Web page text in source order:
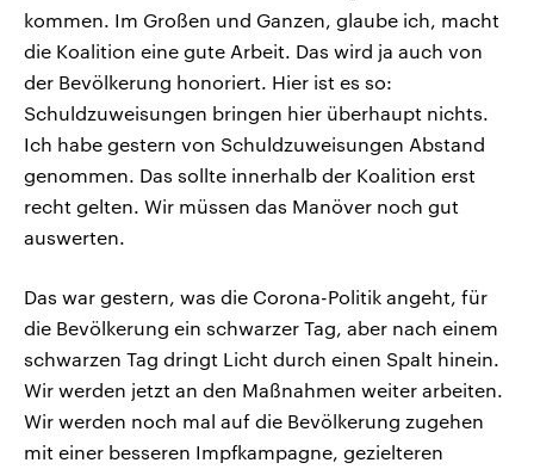
kommen. Im Großen und Ganzen, glaube ich, macht
die Koalition eine gute Arbeit. Das wird ja auch von
der Bevölkerung honoriert. Hier ist es so:
Schuldzuweisungen bringen hier überhaupt nichts.
Ich habe gestern von Schuldzuweisungen Abstand
genommen. Das sollte innerhalb der Koalition erst
recht gelten. Wir müssen das Manöver noch gut
auswerten.
Das war gestern, was die Corona-Politik angeht, für
die Bevölkerung ein schwarzer Tag, aber nach einem
schwarzen Tag dringt Licht durch einen Spalt hinein.
Wir werden jetzt an den Maßnahmen weiter arbeiten.
Wir werden noch mal auf die Bevölkerung zugehen
mit einer besseren Impfkampagne, gezielteren